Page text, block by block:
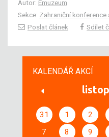
Autor: Emuzeum
Sekce: Zahraniční konference
Poslat článek
Sdílet
KALENDÁŘ AKCÍ
31 1 2
7
8 9